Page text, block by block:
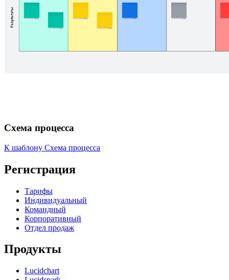
Схема процесса
К шаблону Схема процесса
Регистрация
Тарифы
Индивидуальный
Командный
Корпоративный
Отдел продаж
Продукты
Lucidchart